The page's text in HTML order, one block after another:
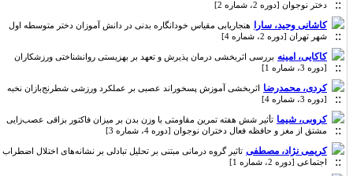
دختر نوجوان [دوره 2، شماره 2]
کاشانی وحید، سارا هنجاریابی مقیاس خودانگاره بدنی در دانش آموزان دختر متوسطه اول
شهر تهران [دوره 2، شماره 4]
کاکایی، امینه بررسی اثربخشی درمان پذیرش و تعهد بر بهزیستی روانشناختی ورزشکاران
[دوره 3، شماره 1]
کردی، محمدرضا اثربخشی آموزش پسخوراند عصبی بر عملکرد ورزشی شطرنج‌بازان نخبه
[دوره 3، شماره 4]
کروبی، شیما تأثیر شش هفته تمرین مقاومتی با وزن بدن بر میزان فاکتور بزاقی عصب‌زایی
مشتق از مغز و حافظه فعال دختران نوجوان [دوره 4، شماره 3]
کریمی نژاد، مصطفی تاثیر گروه درمانی مبتنی بر تحلیل تبادلی بر نشانه‌های اختلال اضطراب
اجتماعی [دوره 2، شماره 1]